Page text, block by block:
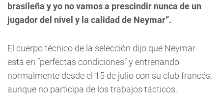
brasileña y yo no vamos a prescindir nunca de un
jugador del nivel y la calidad de Neymar”.
El cuerpo técnico de la selección dijo que Neymar
está en “perfectas condiciones” y entrenando
normalmente desde el 15 de julio con su club francés,
aunque no participa de los trabajos tácticos.